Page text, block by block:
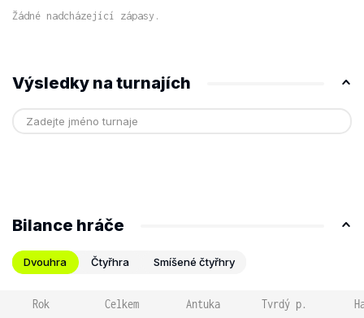
Žádné nadcházející zápasy.
Výsledky na turnajích
Bilance hráče
Dvouhra Čtyřhra Smíšené čtyřhry
Rok Celkem Antuka Tvrdý p.